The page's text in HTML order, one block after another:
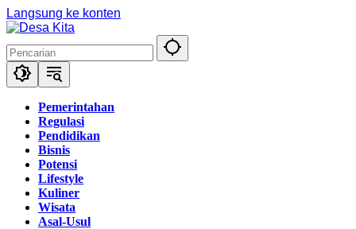
Langsung ke konten
Pemerintahan
Regulasi
Pendidikan
Bisnis
Potensi
Lifestyle
Kuliner
Wisata
Asal-Usul